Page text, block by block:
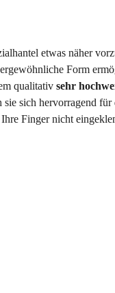
etwas näher
Form
qualitativ sehr
sie sich hervorragend
Finger nicht